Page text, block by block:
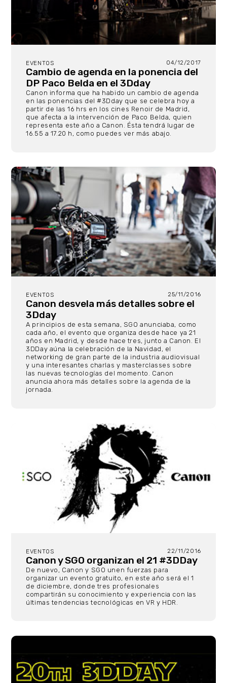
EVENTOS 04/12/2017
Cambio de agenda en la ponencia del
DP Paco Belda en el 3Dday
Canon informa que ha habido un cambio de agenda
en las ponencias del #3Dday que se celebra hoy a
partir de las 16 hrs en los cines Renoir de Madrid,
que afecta a la intervención de Paco Belda, quien
representa este año a Canon. Ésta tendrá lugar de
16.55 a 17.20 h, como puedes ver más abajo.
EVENTOS 25/11/2016
Canon desvela más detalles sobre el
3Dday
A principios de esta semana, SGO anunciaba, como
cada año, el evento que organiza desde hace ya 21
años en Madrid, y desde hace tres, junto a Canon. El
3DDay aúna la celebración de la Navidad, el
networking de gran parte de la industria audiovisual
y una interesantes charlas y masterclasses sobre
las nuevas tecnologías del momento. Canon
anuncia ahora más detalles sobre la agenda de la
jornada.
EVENTOS 22/11/2016
Canon y SGO organizan el 21 #3DDay
De nuevo, Canon y SGO unen fuerzas para
organizar un evento gratuito, en este año será el 1
de diciembre, donde tres profesionales
compartirán su conocimiento y experiencia con las
últimas tendencias tecnológicas en VR y HDR.